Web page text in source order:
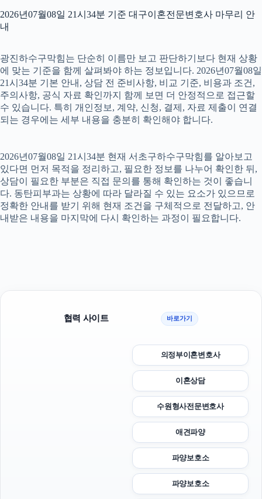
2026년07월08일 21시34분 기준 대구이혼전문변호사 마무리 안
내
광진하수구막힘는 단순히 이름만 보고 판단하기보다 현재 상황
에 맞는 기준을 함께 살펴봐야 하는 정보입니다. 2026년07월08일
21시34분 기본 안내, 상담 전 준비사항, 비교 기준, 비용과 조건,
주의사항, 공식 자료 확인까지 함께 보면 더 안정적으로 접근할
수 있습니다. 특히 개인정보, 계약, 신청, 결제, 자료 제출이 연결
되는 경우에는 세부 내용을 충분히 확인해야 합니다.
2026년07월08일 21시34분 현재 서초구하수구막힘를 알아보고
있다면 먼저 목적을 정리하고, 필요한 정보를 나누어 확인한 뒤,
상담이 필요한 부분은 직접 문의를 통해 확인하는 것이 좋습니
다. 동탄피부과는 상황에 따라 달라질 수 있는 요소가 있으므로
정확한 안내를 받기 위해 현재 조건을 구체적으로 전달하고, 안
내받은 내용을 마지막에 다시 확인하는 과정이 필요합니다.
협력 사이트 바로가기
의정부이혼변호사
이혼상담
수원형사전문변호사
애견파양
파양보호소
파양보호소